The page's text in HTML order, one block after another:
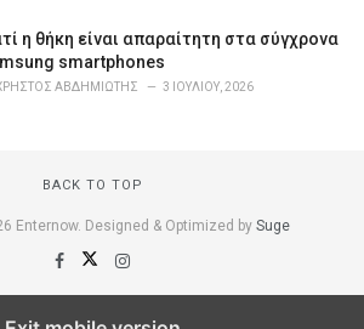
η θήκη είναι απαραίτητη στα σύγχρονα
smartphones
ΑΒΔΗΜΙΏΤΗΣ 3 ΙΟΥΛΊΟΥ, 2026
BACK TO TOP
Enternow. Designed & Optimized by Suge